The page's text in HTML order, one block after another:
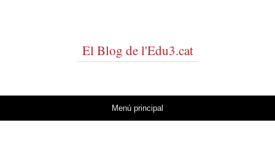
El Blog de l'Edu3.cat
Menú principal